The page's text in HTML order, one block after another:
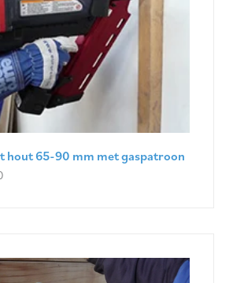
hout 65-90 mm met gaspatroon